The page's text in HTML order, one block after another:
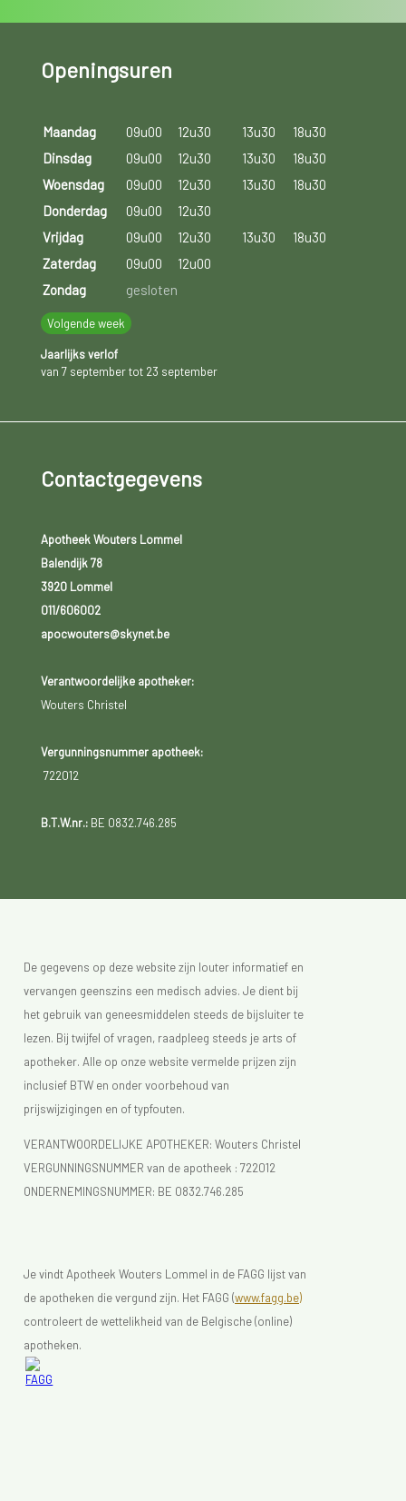
Openingsuren
Maandag 09u00 12u30 13u30
18u30
Dinsdag
09u00 12u30 13u30
18u30
Woensdag
09u00 12u30 13u30
18u30
Donderdag
09u00
12u30
Vrijdag
09u00 12u30 13u30
18u30
Zaterdag
09u00
12u00
Zondag
gesloten
Volgende week
Jaarlijks verlof
van 7 september tot 23 september
Contactgegevens
Apotheek Wouters Lommel
Balendijk 78
3920 Lommel
011/606002
apocwouters@skynet.be
Verantwoordelijke apotheker:
Wouters Christel
Vergunningsnummer apotheek:
722012
B.T.W.nr.:BE 0832.746.285
De gegevens op deze website zijn louter informatief en
vervangen geenszins een medisch advies. Je dient bij
het gebruik van geneesmiddelen steeds de bijsluiter te
lezen. Bij twijfel of vragen, raadpleeg steeds je arts of
apotheker. Alle op onze website vermelde prijzen zijn
inclusief BTW en onder voorbehoud van
prijswijzigingen en of typfouten.
VERANTWOORDELIJKE APOTHEKER: Wouters Christel
VERGUNNINGSNUMMER van de apotheek : 722012
ONDERNEMINGSNUMMER: BE 0832.746.285
Je vindt Apotheek Wouters Lommel in de FAGG lijst van
de apotheken die vergund zijn. Het FAGG (www.fagg.be)
controleert de wettelikheid van de Belgische (online)
apotheken.